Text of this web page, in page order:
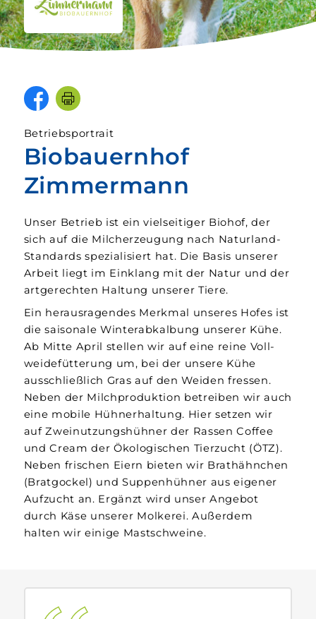
Betriebsportrait
Biobauernhof
Zimmermann
Unser Betrieb ist ein vielseitiger Biohof, der
sich auf die Milch­erzeugung nach Naturland-
Standards spezialisiert hat. Die Basis unserer
Arbeit liegt im Einklang mit der Natur und der
art­gerechten Haltung unserer Tiere.
Ein heraus­ragendes Merkmal unseres Hofes ist
die saisonale Winter­abkalbung unserer Kühe.
Ab Mitte April stellen wir auf eine reine Voll­
weide­fütterung um, bei der unsere Kühe
ausschließlich Gras auf den Weiden fressen.
Neben der Milch­produktion betreiben wir auch
eine mobile Hühner­haltung. Hier setzen wir
auf Zweinutzungs­hühner der Rassen Coffee
und Cream der Ökologischen Tier­zucht (ÖTZ).
Neben frischen Eiern bieten wir Brat­hähnchen
(Brat­gockel) und Suppen­hühner aus eigener
Aufzucht an. Ergänzt wird unser Angebot
durch Käse unserer Molkerei. Außerdem
halten wir einige Mast­schweine.